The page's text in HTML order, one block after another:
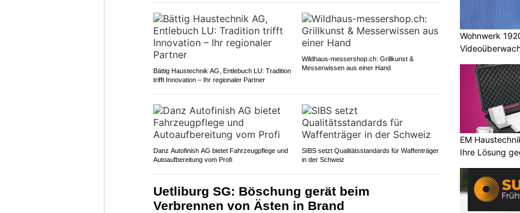
Bättig Haustechnik AG, Entlebuch LU: Tradition
trifft Innovation – Ihr regionaler Partner
Wildhaus-messershop.ch: Grillkunst &
Messerwissen aus einer Hand
Danz Autofinish AG bietet Fahrzeugpflege und
Autoaufbereitung vom Profi
SIBS setzt Qualitätsstandards für Waffenträger
in der Schweiz
Uetliburg SG: Böschung gerät beim
Verbrennen von Ästen in Brand
Wohnwerk
EM
Ihre Lösung